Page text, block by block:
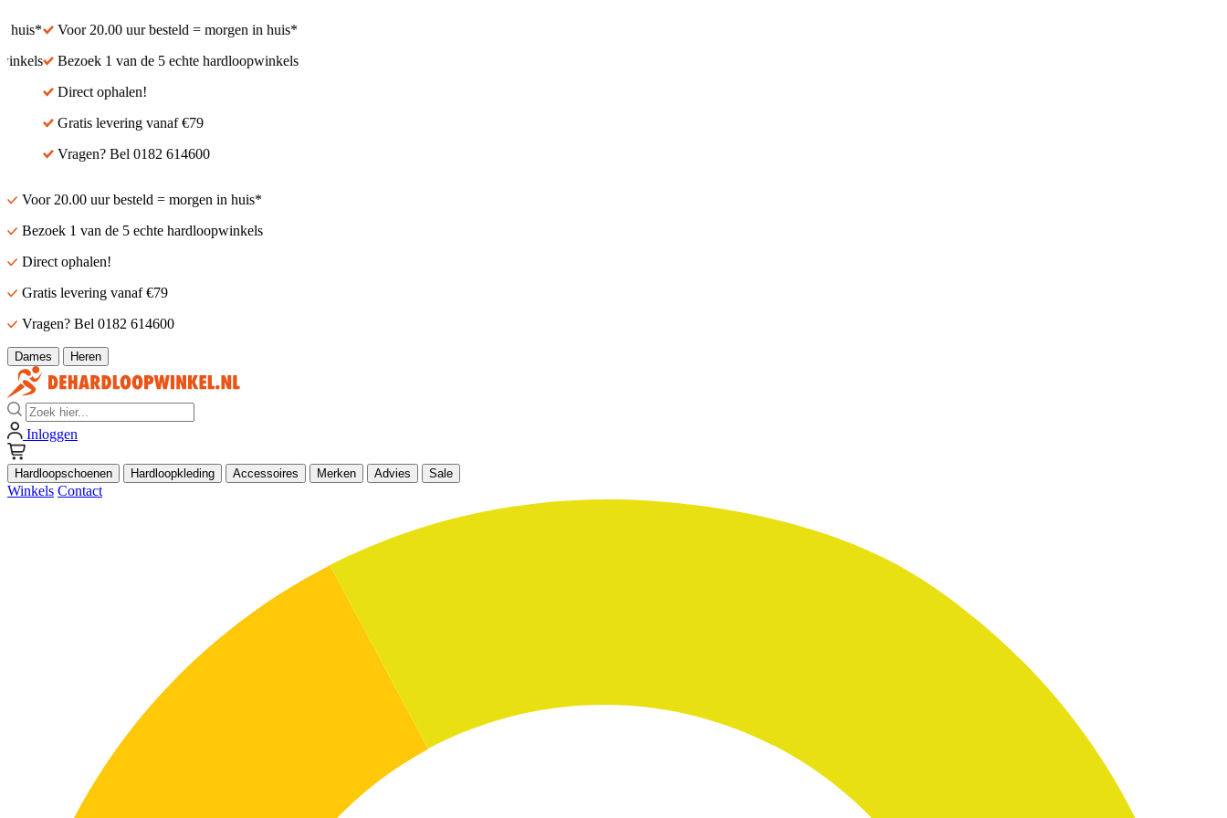
huis*
Voor 20.00 uur besteld = morgen in huis*
Bezoek 1 van de 5 echte hardloopwinkels
Direct ophalen!
Gratis levering vanaf €79
Vragen? Bel 0182 614600
Voor 20.00 uur besteld = morgen in huis*
Bezoek 1 van de 5 echte hardloopwinkels
Direct ophalen!
Gratis levering vanaf €79
Vragen? Bel 0182 614600
Dames Heren
Zoek
Inloggen
Hardloopschoenen Hardloopkleding Accessoires Merken Advies Sale
Winkels Contact